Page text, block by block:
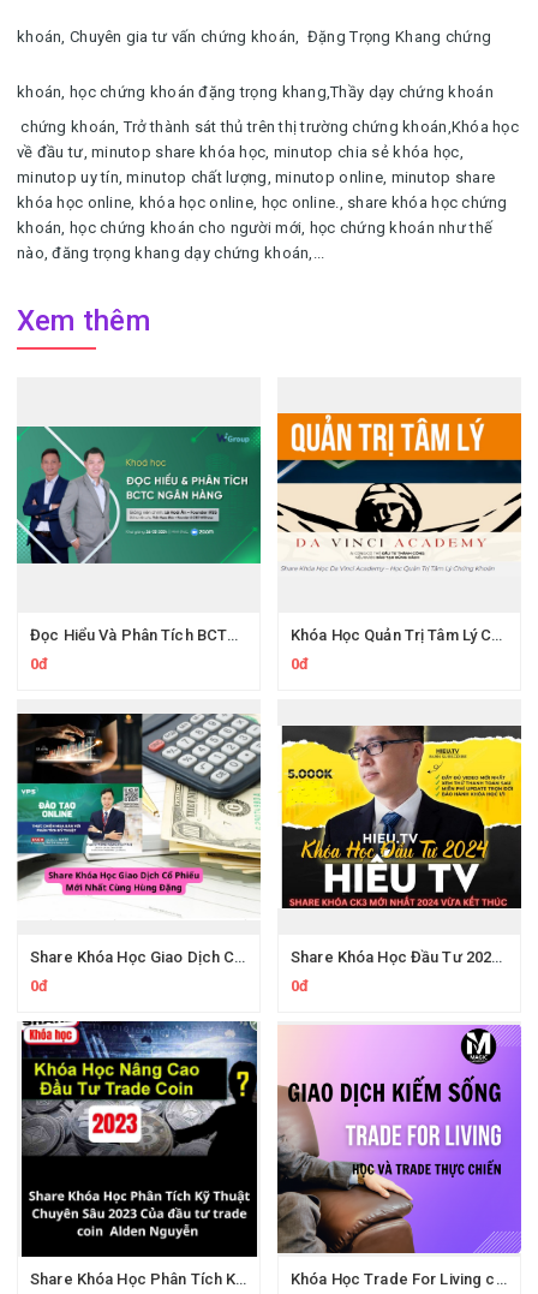
khoán, Chuyên gia tư vấn chứng khoán, Đặng Trọng Khang chứng
khoán, học chứng khoán đặng trọng khang,Thầy dạy chứng khoán
chứng khoán,Trở thành sát thủ trên thị trường chứng khoán,Khóa học
về đầu tư,minutop share khóa học, minutop chia sẻ khóa học,
minutop uy tín, minutop chất lượng, minutop online, minutop share
khóa học online, khóa học online, học online., share khóa học chứng
khoán, học chứng khoán cho người mới, học chứng khoán như thế
nào, đăng trọng khang dạy chứng khoán,...
Xem thêm
Đọc Hiểu Và Phân Tích BCTC Ngân Hàng Cùng Wichart Ngọc Báu
0đ
Khóa Học Quản Trị Tâm Lý Chứng Khoán Da Vinci Academy
0đ
Share Khóa Học Giao Dịch Cổ Phiếu Của Hùng Đặng Mới Nhất
0đ
Share Khóa Học Đầu Tư 2024 Của Hieutv
0đ
Share Khóa Học Phân Tích Kỹ Thuật Chuyên Sâu 2023 Của Alden Nguyễn Khóa Học Trade For Living của Tôi Đi Trade Dạo